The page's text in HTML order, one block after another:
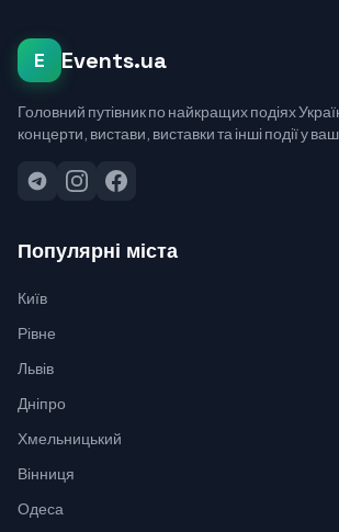
E Events.ua
Головний путівник по найкращих подіях
концерти, вистави, виставки та інші події у
Популярні міста
Київ
Рівне
Львів
Дніпро
Хмельницький
Вінниця
Одеса